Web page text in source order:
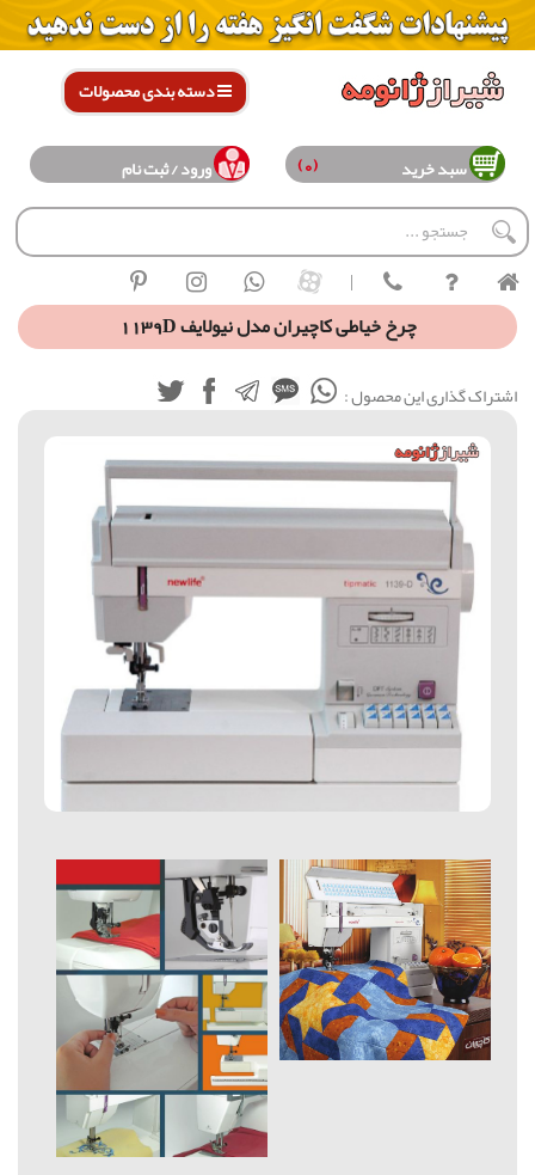
دسته بندی محصولات
سبد خرید (0) ورود / ثبت نام
|
چرخ خیاطی کاچیران مدل نیولایف 1139D
اشتراک گذاری این محصول :